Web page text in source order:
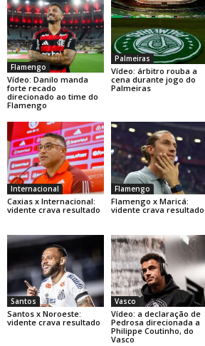
Flamengo
Vídeo: Danilo manda
forte recado
direcionado ao time do
Flamengo
Palmeiras
Vídeo: árbitro rouba a
cena durante jogo do
Palmeiras
Internacional
Caxias x Internacional:
vidente crava resultado
Flamengo
Flamengo x Maricá:
vidente crava resultado
Santos
Santos x Noroeste:
vidente crava resultado
Vasco
Vídeo: a declaração de
Pedrosa direcionada a
Philippe Coutinho, do
Vasco